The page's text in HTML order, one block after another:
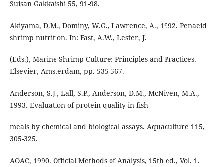
Suisan Gakkaishi 55, 91-98.
Akiyama, D.M., Dominy, W.G., Lawrence, A., 1992. Penaeid
shrimp nutrition. In: Fast, A.W., Lester, J.
(Eds.), Marine Shrimp Culture: Principles and Practices.
Elsevier, Amsterdam, pp. 535-567.
Anderson, S.J., Lall, S.P., Anderson, D.M., McNiven, M.A.,
1993. Evaluation of protein quality in fish
meals by chemical and biological assays. Aquaculture 115,
305-325.
AOAC, 1990. Official Methods of Analysis, 15th ed., Vol. 1.